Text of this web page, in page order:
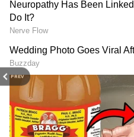
PREV
ఉతికినప్పుడు అవి ఇతర
టవల్స్ పీల్చేసుకుంటాయి.
చేయరు. వాటిని విడిగా
ఉంటాయి. మనం కూడా ఇంట్లో
కలపకుండా ఉతకాలి.
వాషింగ్ మెషిన్ లో
వేయకూడదు. ఎక్కువ